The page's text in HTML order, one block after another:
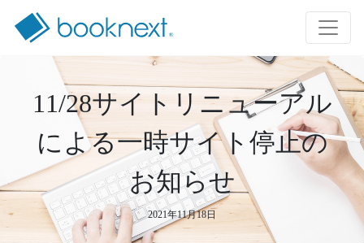
11/28サイトリニューアル
による一時サイト停止の
お知らせ
2021年11月18日